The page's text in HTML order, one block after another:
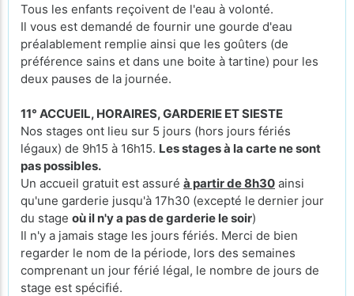
Tous les enfants reçoivent de l'eau à volonté.
Il vous est demandé de fournir une gourde d'eau
préalablement remplie ainsi que les goûters (de
préférence sains et dans une boite à tartine) pour les
deux pauses de la journée.
11° ACCUEIL, HORAIRES, GARDERIE ET SIESTE
Nos stages ont lieu sur 5 jours (hors jours fériés
légaux) de 9h15 à 16h15. Les stages à la carte ne sont
pas possibles.
Un accueil gratuit est assuré à partir de 8h30 ainsi
qu'une garderie jusqu'à 17h30 (excepté le dernier jour
du stage où il n'y a pas de garderie le soir)
Il n'y a jamais stage les jours fériés. Merci de bien
regarder le nom de la période, lors des semaines
comprenant un jour férié légal, le nombre de jours de
stage est spécifié.